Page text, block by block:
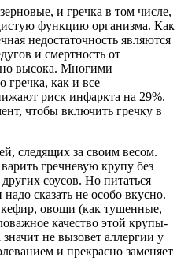
и гречка в том числе,
функцию организма. Как
недостаточность являются
и смертность от
высока. Многими
гречка, как и все
риск инфаркта на 29%.
чтобы включить гречку в
следящих за своим весом.
гречневую крупу без
соусов. Но питаться
сказать не особо вкусно.
овощи (как тушенные,
качество этой крупы-
не вызовет аллергии у
и прекрасно заменяет